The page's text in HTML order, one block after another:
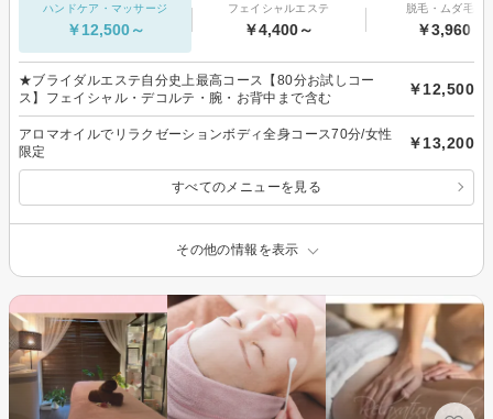
ハンドケア・マッサージ
￥12,500～
フェイシャルエステ
￥4,400～
脱毛・ムダ毛処
￥3,960～
★ブライダルエステ自分史上最高コース【80分お試しコー
ス】フェイシャル・デコルテ・腕・お背中まで含む
￥12,500
アロマオイルでリラクゼーションボディ全身コース70分/女性
限定
￥13,200
すべてのメニューを見る
その他の情報を表示